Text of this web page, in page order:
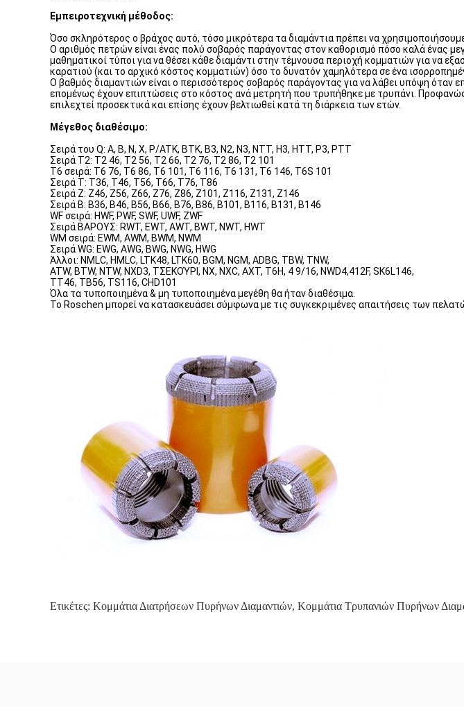
Εμπειροτεχνική μέθοδος:
Όσο σκληρότερος ο βράχος αυτό, τόσο μικρότερα τα διαμάντια πρέπει να
Ο αριθμός πετρών είναι ένας πολύ σοβαρός παράγοντας στον καθορισμό πόσο καλά ένας
μαθηματικοί τύποι για να θέσει κάθε διαμάντι στην τέμνουσα περιοχή κομματιών για να
καρατιού (και το αρχικό κόστος κομματιών) όσο το δυνατόν χαμηλότερα σε ένα
Ο βαθμός διαμαντιών είναι ο περισσότερος σοβαρός παράγοντας για να λάβει υπόψη όταν
επομένως έχουν επιπτώσεις στο κόστος ανά μετρητή που τρυπήθηκε με τρυπάνι.
επιλεχτεί προσεκτικά και επίσης έχουν βελτιωθεί κατά τη διάρκεια των ετών.
Μέγεθος διαθέσιμο:
Σειρά του Q: Α, Β, Ν, Χ, P/ATK, BTK, B3, Ν2, N3, NTT, H3, HTT, P3, PTT
Σειρά T2: T2 46, T2 56, T2 66, T2 76, T2 86, T2 101
T6 σειρά: T6 76, T6 86, T6 101, T6 116, T6 131, T6 146, T6S 101
Σειρά Τ: T36, T46, T56, T66, T76, T86
Σειρά Ζ: Z46, Z56, Z66, Z76, Z86, Z101, Z116, Z131, Z146
Σειρά Β: B36, B46, B56, B66, B76, B86, B101, B116, B131, B146
WF σειρά: HWF, PWF, SWF, UWF, ZWF
Σειρά ΒΑΡΟΥΣ: RWT, EWT, AWT, BWT, NWT, HWT
WM σειρά: EWM, AWM, BWM, NWM
Σειρά WG: EWG, AWG, BWG, NWG, HWG
Άλλοι: NMLC, HMLC, LTK48, LTK60, BGM, NGM, ADBG, TBW, TNW,
ATW, BTW, NTW, NXD3, ΤΣΕΚΟΎΡΙ, NX, NXC, AXT, T6H, 4 9/16, NWD4,412F, SK6L146,
TT46, TB56, TS116, CHD101
Όλα τα τυποποιημένα & μη τυποποιημένα μεγέθη θα ήταν διαθέσιμα.
Το Roschen μπορεί να κατασκευάσει σύμφωνα με τις συγκεκριμένες απαιτήσεις των
Ετικέτες: Κομμάτια Διατρήσεων Πυρήνων Διαμαντιών, Κομμάτια Τρυπανιών Πυρήνων